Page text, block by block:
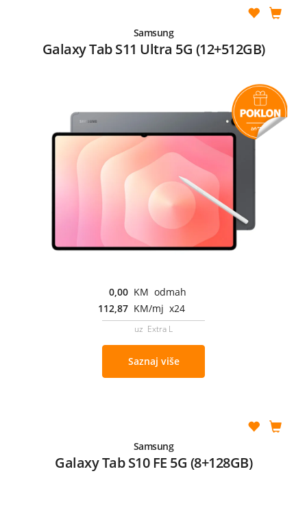
Samsung
Galaxy Tab S11 Ultra 5G (12+512GB)
0,00 KM odmah
112,87 KM/mj x24
uz Extra L
Saznaj više
Samsung
Galaxy Tab S10 FE 5G (8+128GB)